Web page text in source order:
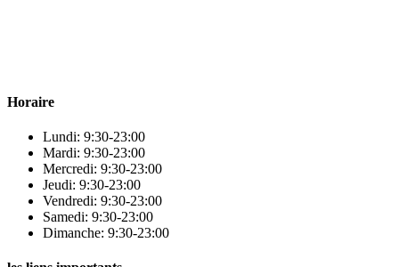
Horaire
Lundi: 9:30-23:00
Mardi: 9:30-23:00
Mercredi: 9:30-23:00
Jeudi: 9:30-23:00
Vendredi: 9:30-23:00
Samedi: 9:30-23:00
Dimanche: 9:30-23:00